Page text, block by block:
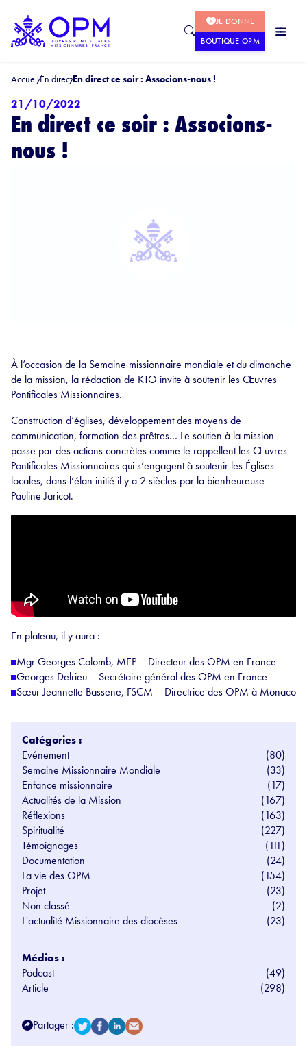
JE DONNE
BOUTIQUE OPM
AccueilEn directEn direct ce soir : Associons-nous !
21/10/2022
En direct ce soir : Associons-
nous !
À l’occasion de la Semaine missionnaire mondiale et du dimanche
de la mission, la rédaction de KTO invite à soutenir les Œuvres
Pontificales Missionnaires.
Construction d’églises, développement des moyens de
communication, formation des prêtres… Le soutien à la mission
passe par des actions concrètes comme le rappellent les Œuvres
Pontificales Missionnaires qui s’engagent à soutenir les Églises
locales, dans l’élan initié il y a 2 siècles par la bienheureuse
Pauline Jaricot.
En plateau, il y aura :
Mgr Georges Colomb, MEP – Directeur des OPM en France
Georges Delrieu – Secrétaire général des OPM en France
Sœur Jeannette Bassene, FSCM – Directrice des OPM à Monaco
Catégories :
Evénement
(80)
Semaine Missionnaire Mondiale
(33)
Enfance missionnaire
(17)
Actualités de la Mission
(167)
Réflexions
(163)
Spiritualité
(227)
Témoignages
(111)
Documentation
(24)
La vie des OPM
(154)
Projet
(23)
Non classé
(2)
L'actualité Missionnaire des diocèses
(23)
Médias :
Podcast
(49)
Article
(298)
Partager :